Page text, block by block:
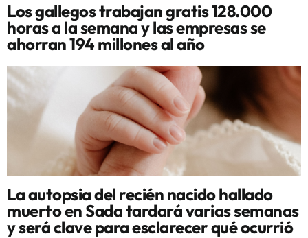
Los gallegos trabajan gratis 128.000
horas a la semana y las empresas se
ahorran 194 millones al año
La autopsia del recién nacido hallado
muerto en Sada tardará varias semanas
y será clave para esclarecer qué ocurrió